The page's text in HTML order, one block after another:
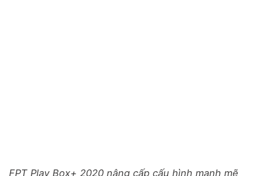
FPT Play Box+ 2020 nâng cấp cấu hình mạnh mẽ